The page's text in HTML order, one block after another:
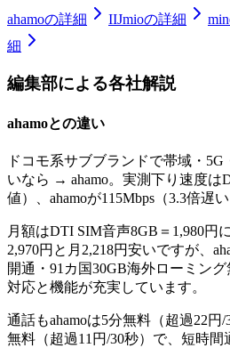
ahamoの詳細 IIJmioの詳細
細
編集部による各社解説
ahamoとの違い
ドコモ系サブブランドで帯域・
いなら → ahamo。実測下り速度は
値）、ahamoが115Mbps（3.3倍遅い
月額はDTI SIM音声8GB＝1,980円
2,970円と月2,218円安いですが、
開通・91カ国30GB海外ローミン
対応と機能が充実しています。
通話もahamoは5分無料（超過22円
無料（超過11円/30秒）で、短時